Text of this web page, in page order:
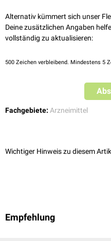
Alternativ kümmert sich unser
Deine zusätzlichen Angaben
vollständig zu aktualisieren:
500 Zeichen verbleibend. Mindestens 5
Fachgebiete: Arzneimittel
Wichtiger Hinweis zu diesem
Empfehlung